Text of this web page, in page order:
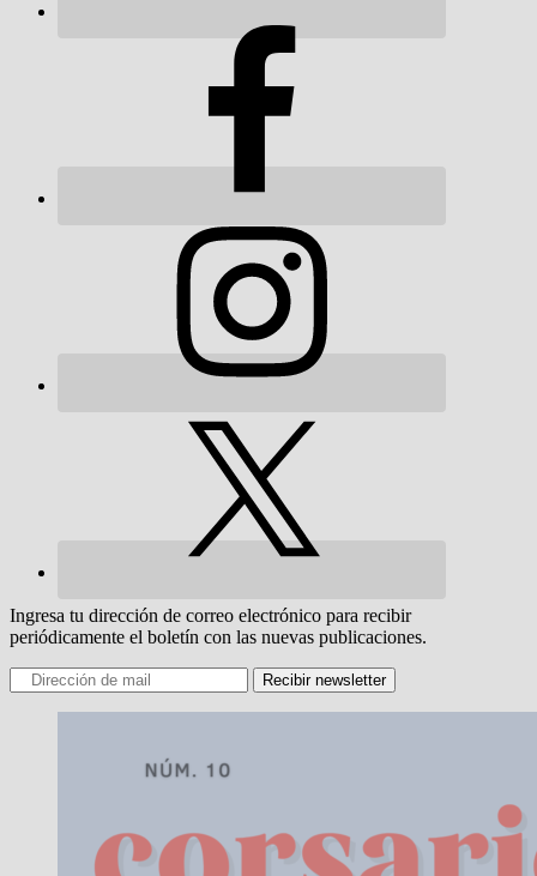
Ingresa tu dirección de correo electrónico para recibir
periódicamente el boletín con las nuevas publicaciones.
Recibir newsletter